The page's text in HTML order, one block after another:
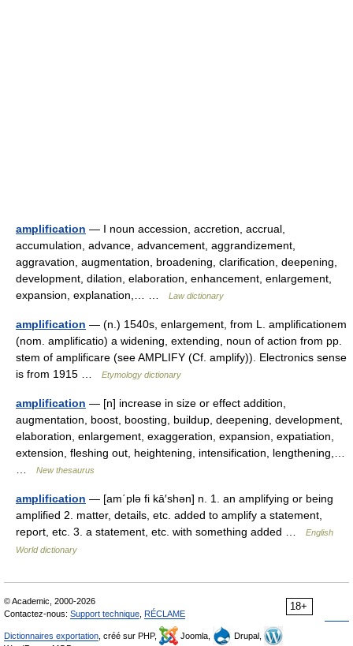
amplification — I noun accession, accretion, accrual,
accumulation, advance, advancement, aggrandizement,
aggravation, augmentation, broadening, clarification, deepening,
development, dilation, elaboration, enhancement, enlargement,
expansion, explanation,… …
Law dictionary
amplification — (n.) 1540s, enlargement, from L. amplificationem
(nom. amplificatio) a widening, extending, noun of action from pp.
stem of amplificare (see AMPLIFY (Cf. amplify)). Electronics sense
is from 1915 …
Etymology dictionary
amplification — [n] increase in size or effect addition,
augmentation, boost, boosting, buildup, deepening, development,
elaboration, enlargement, exaggeration, expansion, expatiation,
extension, fleshing out, heightening, intensification, lengthening,…
New thesaurus
amplification — [am΄plə fi kā′shən] n. 1. an amplifying or being
amplified 2. matter, details, etc. added to amplify a statement,
report, etc. 3. a statement, etc. with something added …
English
World dictionary
18+
© Academic, 2000-2026
Contactez-nous: Support technique RÉCLAME
Dictionnaires exportation , créé sur PHP, Joomla,
Drupal,